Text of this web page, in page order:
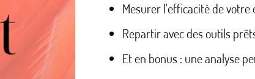
Mesurer l'efficacité de votre
Repartir avec des outils
Et en bonus : une analyse